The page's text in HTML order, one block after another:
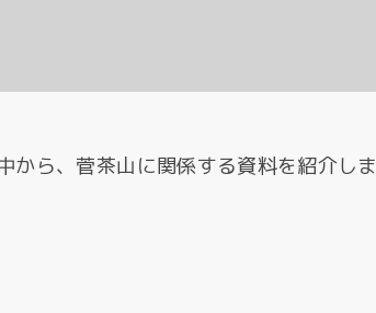
から、菅茶山に関係する資料を紹介しま